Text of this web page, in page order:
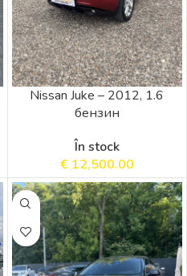
Nissan Juke – 2012, 1.6
бензин
În stock
€12,500.00